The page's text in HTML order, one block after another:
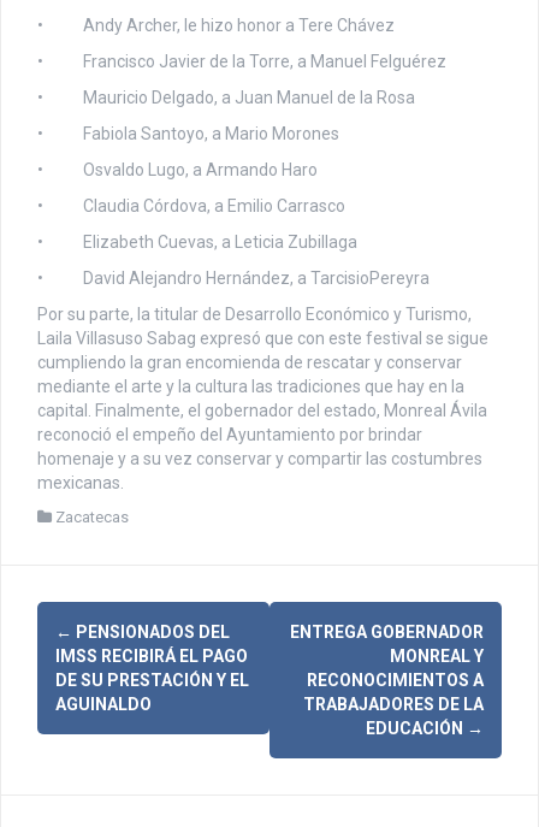
• Andy Archer, le hizo honor a Tere Chávez
• Francisco Javier de la Torre, a Manuel Felguérez
• Mauricio Delgado, a Juan Manuel de la Rosa
• Fabiola Santoyo, a Mario Morones
• Osvaldo Lugo, a Armando Haro
• Claudia Córdova, a Emilio Carrasco
• Elizabeth Cuevas, a Leticia Zubillaga
• David Alejandro Hernández, a TarcisioPereyra
Por su parte, la titular de Desarrollo Económico y Turismo,
Laila Villasuso Sabag expresó que con este festival se sigue
cumpliendo la gran encomienda de rescatar y conservar
mediante el arte y la cultura las tradiciones que hay en la
capital. Finalmente, el gobernador del estado, Monreal Ávila
reconoció el empeño del Ayuntamiento por brindar
homenaje y a su vez conservar y compartir las costumbres
mexicanas.
Zacatecas
N
v
← PENSIONADOS DEL
IMSS RECIBIRÁ EL PAGO
DE SU PRESTACIÓN Y EL
AGUINALDO
ENTREGA GOBERNADOR
MONREAL Y
RECONOCIMIENTOS A
TRABAJADORES DE LA
EDUCACIÓN →